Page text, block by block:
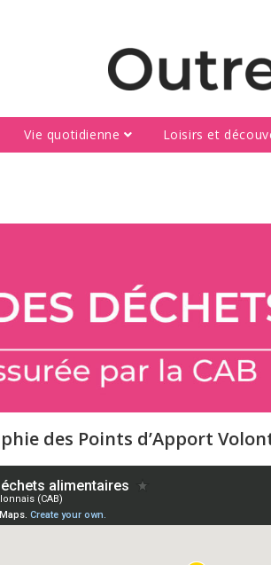
Vie quotidienne Loisirs et
des Points d’Apport